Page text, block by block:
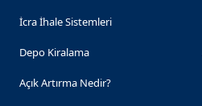
İcra İhale Sistemleri
Depo Kiralama
Açık Artırma Nedir?